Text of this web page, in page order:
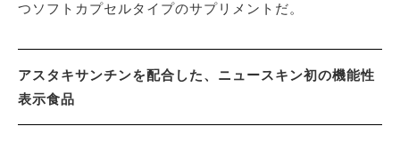
つソフトカプセルタイプのサプリメントだ。
アスタキサンチンを配合した、ニュースキン初の機能性
表示食品